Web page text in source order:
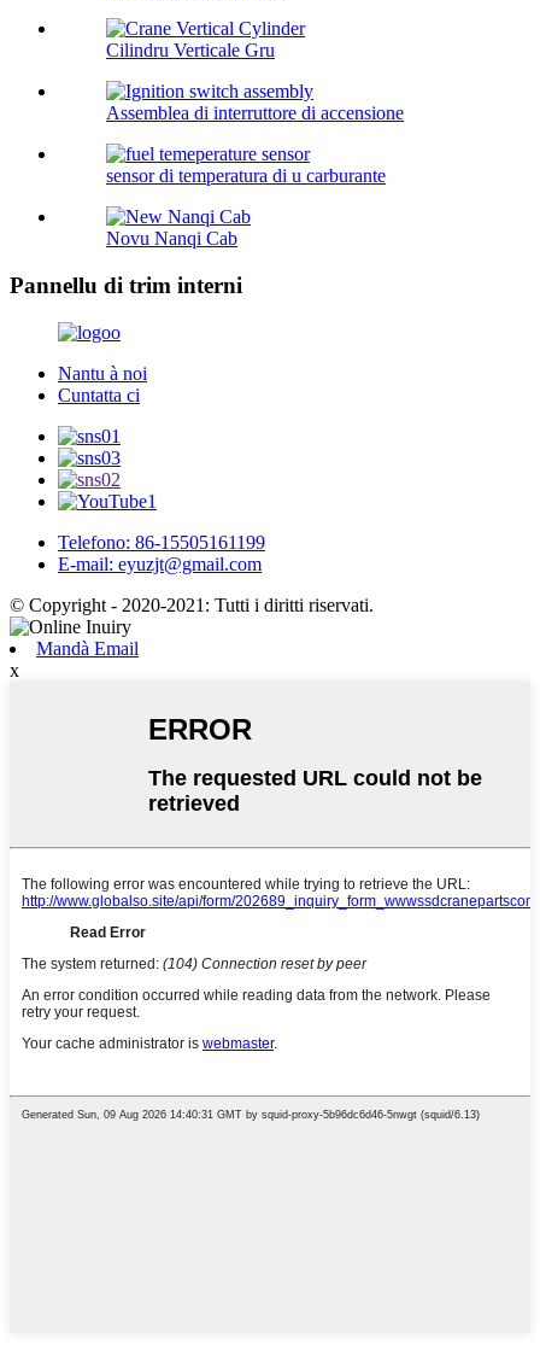
Cilindru Verticale Gru
Assemblea di interruttore di accensione
sensor di temperatura di u carburante
Novu Nanqi Cab
Pannellu di trim interni
Nantu à noi
Cuntatta ci
Telefono: 86-15505161199
E-mail: eyuzjt@gmail.com
© Copyright - 2020-2021: Tutti i diritti riservati.
Mandà Email
x